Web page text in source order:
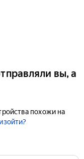
вы, а
похожи на